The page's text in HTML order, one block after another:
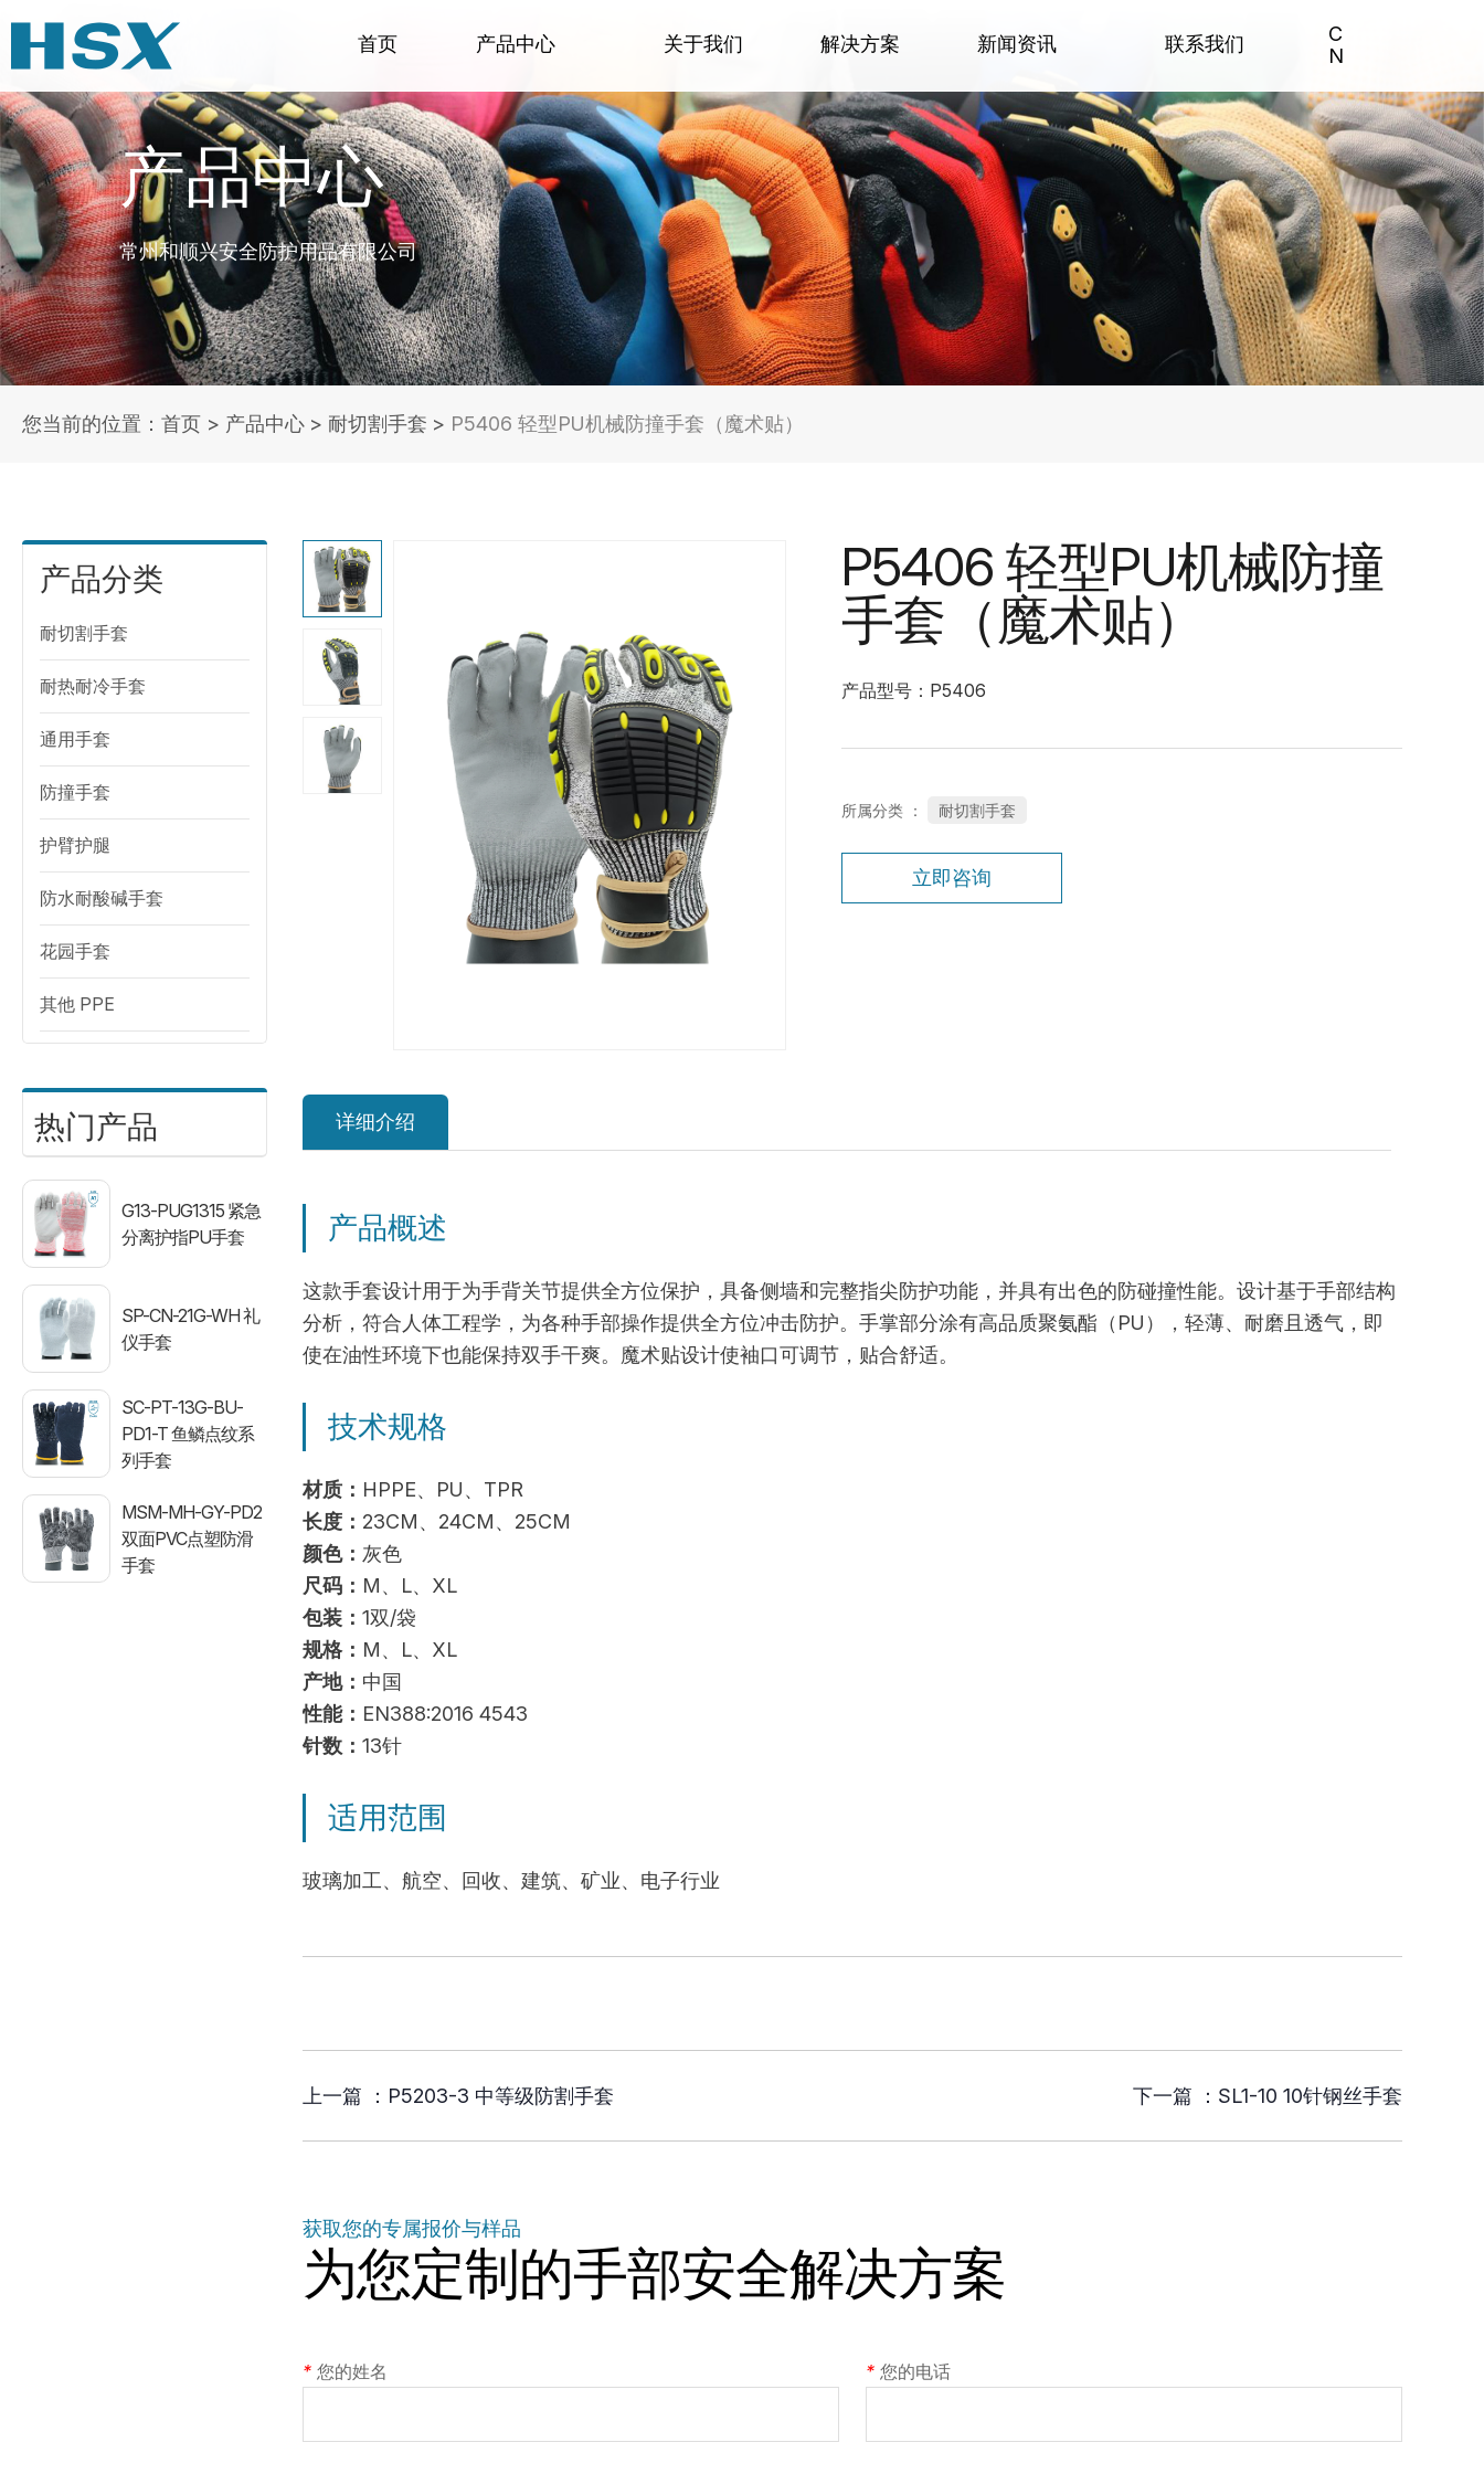
首页 产品中心 关于我们 解决方案 新闻资讯 联系我们
C
N
产品中心
常州和顺兴安全防护用品有限公司
您当前的位置：首页 > 产品中心 > 耐切割手套 > P5406 轻型PU机械防撞手套（魔术贴）
产品分类
耐切割手套
耐热耐冷手套
通用手套
防撞手套
护臂护腿
防水耐酸碱手套
花园手套
其他 PPE
热门产品
G13-PUG1315 紧急
分离护指PU手套
SP-CN-21G-WH 礼
仪手套
SC-PT-13G-BU-
PD1-T 鱼鳞点纹系
列手套
MSM-MH-GY-PD2
双面PVC点塑防滑
手套
P5406 轻型PU机械防撞
手套（魔术贴）
产品型号：P5406
所属分类 ： 耐切割手套
立即咨询
详细介绍
产品概述
这款手套设计用于为手背关节提供全方位保护，具备侧墙和完整指尖防护功能，并具有出色的防碰撞性能。设计基于手部结构
分析，符合人体工程学，为各种手部操作提供全方位冲击防护。手掌部分涂有高品质聚氨酯（PU），轻薄、耐磨且透气，即
使在油性环境下也能保持双手干爽。魔术贴设计使袖口可调节，贴合舒适。
技术规格
材质： HPPE、PU、TPR
长度： 23CM、24CM、25CM
颜色： 灰色
尺码： M、L、XL
包装：1双/袋
规格： M、L、XL
产地： 中国
性能： EN388:2016 4543
针数：13针
适用范围
玻璃加工、航空、回收、建筑、矿业、电子行业
上一篇 ： P5203-3 中等级防割手套 下一篇 ： SL1-10 10针钢丝手套
获取您的专属报价与样品
为您定制的手部安全解决方案
* 您的姓名 * 您的电话